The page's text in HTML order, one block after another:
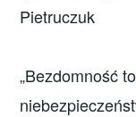
Pietruczuk
„Bezdomność